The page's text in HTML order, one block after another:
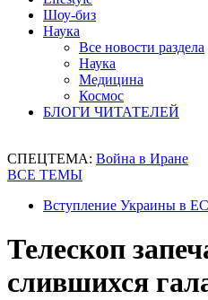
Шоу-биз
Наука
Все новости раздела
Наука
Медицина
Космос
БЛОГИ ЧИТАТЕЛЕЙ
СПЕЦТЕМА: Война в Иране
ВСЕ ТЕМЫ
Вступление Украины в ЕС
Телескоп
слившихся